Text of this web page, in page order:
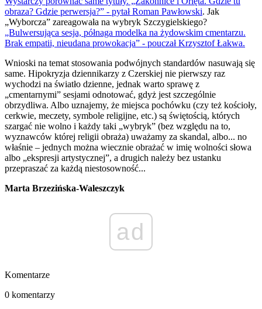
obraza? Gdzie perwersja?” - pytał Roman Pawłowski. Jak
„Wyborcza” zareagowała na wybryk Szczygielskiego?
„Bulwersująca sesja, półnaga modelka na żydowskim cmentarzu.
Brak empatii, nieudana prowokacja” - pouczał Krzysztof Łakwa.
Wnioski na temat stosowania podwójnych standardów nasuwają się
same. Hipokryzja dziennikarzy z Czerskiej nie pierwszy raz
wychodzi na światło dzienne, jednak warto sprawę z
„cmentarnymi” sesjami odnotować, gdyż jest szczególnie
obrzydliwa. Albo uznajemy, że miejsca pochówku (czy też kościoły,
cerkwie, meczety, symbole religijne, etc.) są świętością, których
szargać nie wolno i każdy taki „wybryk” (bez względu na to,
wyznawców której religii obraża) uważamy za skandal, albo... no
właśnie – jednych można wiecznie obrażać w imię wolności słowa
albo „ekspresji artystycznej”, a drugich należy bez ustanku
przepraszać za każdą niestosowność...
Marta Brzezińska-Waleszczyk
ad
Komentarze
0 komentarzy